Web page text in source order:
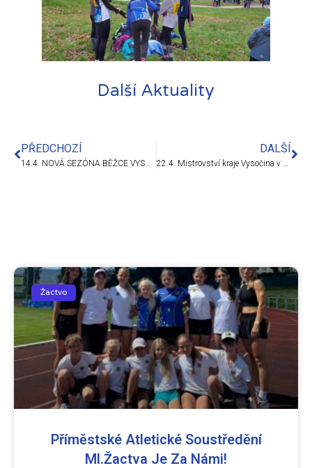
Další Aktuality
PŘEDCHOZÍ
14.4. NOVÁ SEZÓNA BĚŽCE VYSOČINY ZAHÁJENA: STŘÍBRNÁ VĚRKA A DVĚ PÁVOVSKÉ „BRAMBORY“
DALŠÍ
22.4. Mistrovství kraje Vysočina v dlouhých bězích, Jihlava
Žactvo
Příměstské Atletické Soustředění
Ml.žactva Je Za Námi!